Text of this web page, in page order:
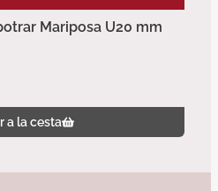
Mariposa U20 mm
a la cesta